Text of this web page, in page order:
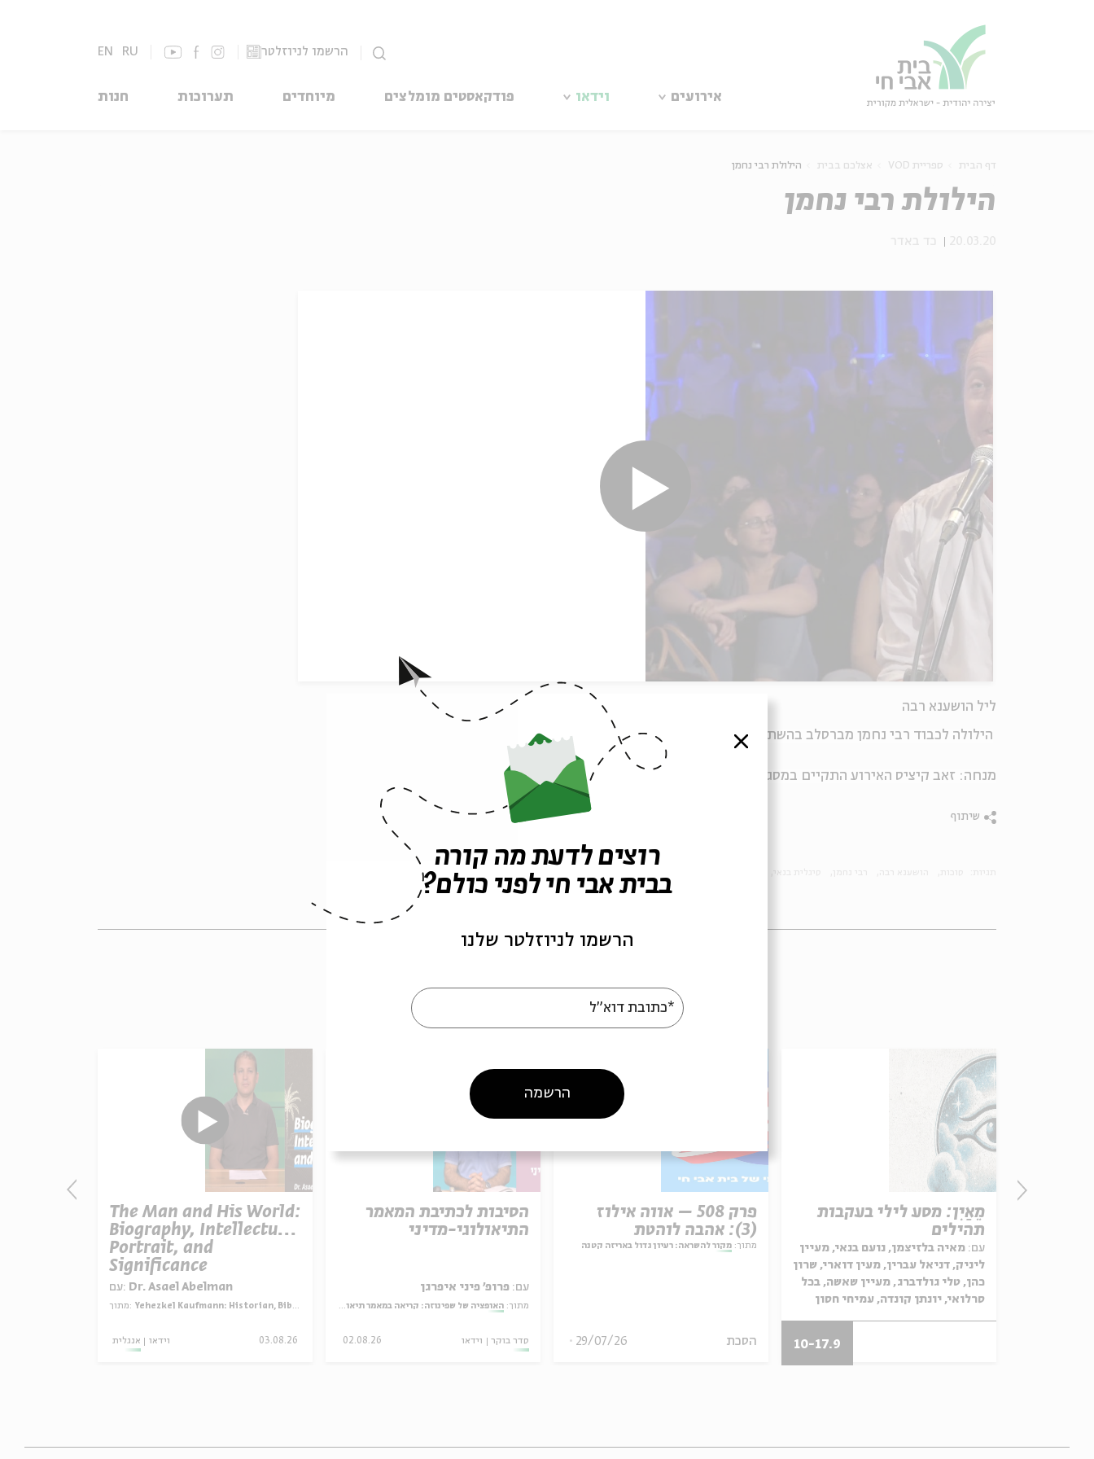
הרשמו לניוזלטר EN RU
אירועים וידאו פודקאסטים מומלצים מיוחדים תערוכות חנות
דף הבית ספריית VOD אצלכם בבית הילולת רבי נחמן
הילולת רבי נחמן
ליל הושענא רבה
הילולה לכבוד רבי נחמן מברסלב בהשתתפות להקת אורות ויעל דקלבאום, יוסי פרומן וסיגלית בנאי.
מנחה: זאב קיציס האירוע התקיים במסגרת אירועי "אסיף לילה" - ליל הושענא רבה בבית אבי חי, 30.9.18
שיתוף
עוד בבית אבי חי
The Man and His World:
Biography, Intellectual
Portrait, and
Significance
עם: Dr. Asael Abelman
מתוך: Yehezkel Kaufmann: Historian, Biblical Scholar, and Zionist Thinker
אנגלית וידאו 03.08.26
הסיבות לכתיבת המאמר
התיאולוגי-מדיני
עם: פרופ' פיני איפרגן
מתוך: האופציה של שפינוזה: קריאה במאמר תיאולוגי־מדיני
סדר בוקר וידאו 02.08.26
פרק 508 – אווה אילוז
(3): אהבה לוהטת
מתוך: מקור להשראה: רעיון גדול באריזה קטנה
הסכת 29/07/26
מֵאַיִן: מסע לילי בעקבות
תהילים
עם: מאיה בלזיצמן, נועם בנאי, מעיין
ליניק, דניאל עברין, מעין דוארי, שרון
כהן, טלי גולדברג, מעיין שאשה, בכל
סרלואי, יונתן קונדה, עמיחי חסון
10-17.9
סגור
רוצים לדעת מה קורה
בבית אבי חי לפני כולם?
הרשמו לניוזלטר שלנו
*כתובת דוא"ל
הרשמה